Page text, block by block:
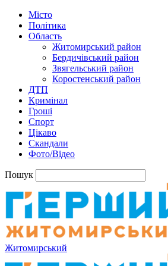
Місто
Політика
Область
Житомирський район
Бердичівський район
Звягельський район
Коростенський район
ДТП
Кримінал
Гроші
Спорт
Цікаво
Скандали
Фото/Відео
Пошук
Житомирський